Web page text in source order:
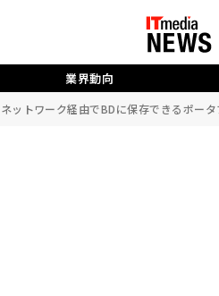
業界動向
ットワーク経由でBDに保存できるポータ